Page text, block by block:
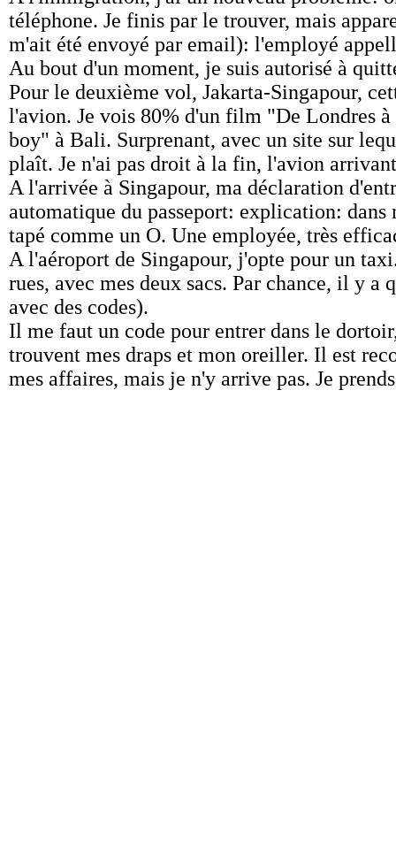
téléphone. Je finis par le trouver, mais
m'ait été envoyé par email): l'employé
Au bout d'un moment, je suis autorisé à
Pour le deuxième vol, Jakarta-Singapour,
l'avion. Je vois 80% d'un film "De Londres
boy" à Bali. Surprenant, avec un site sur
plaît. Je n'ai pas droit à la fin, l'avion
A l'arrivée à Singapour, ma déclaration
automatique du passeport: explication:
tapé comme un O. Une employée, très
A l'aéroport de Singapour, j'opte pour un
rues, avec mes deux sacs. Par chance, il y
avec des codes).
Il me faut un code pour entrer dans le
trouvent mes draps et mon oreiller. Il est
mes affaires, mais je n'y arrive pas. Je